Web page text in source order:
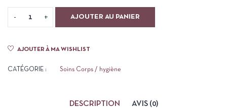
AJOUTER AU PANIER
AJOUTER À MA WISHLIST
CATÉGORIE : Soins Corps / hygiène
DESCRIPTION AVIS (0)